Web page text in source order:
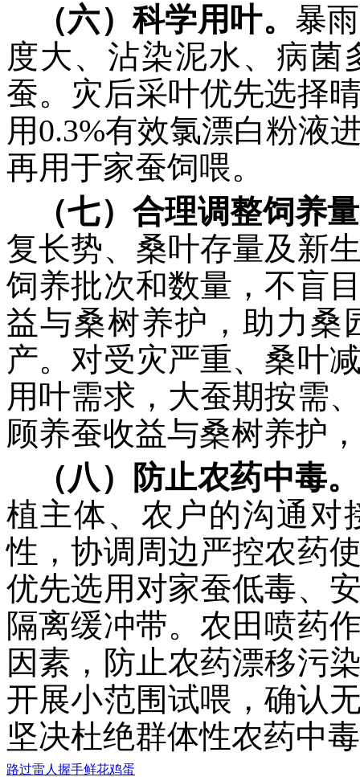
（六）科学用叶。 暴
度大、沾染泥水、病菌
蚕。灾后采叶优先选择
用0.3%有效氯漂白粉液
再用于家蚕饲喂。
（七）合理调整饲养
复长势、桑叶存量及新
饲养批次和数量，不盲
益与桑树养护，助力桑
产。对受灾严重、桑叶
用叶需求，大蚕期按需
顾养蚕收益与桑树养护
（八）防止农药中毒。
植主体、农户的沟通对
性，协调周边严控农药
优先选用对家蚕低毒、
隔离缓冲带。农田喷药
因素，防止农药漂移污
开展小范围试喂，确认
坚决杜绝群体性农药中
路过雷人 握手鲜花鸡蛋